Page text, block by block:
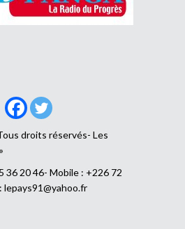
droits réservés- Les
36 20 46- Mobile : +226 72
lepays91@yahoo.fr